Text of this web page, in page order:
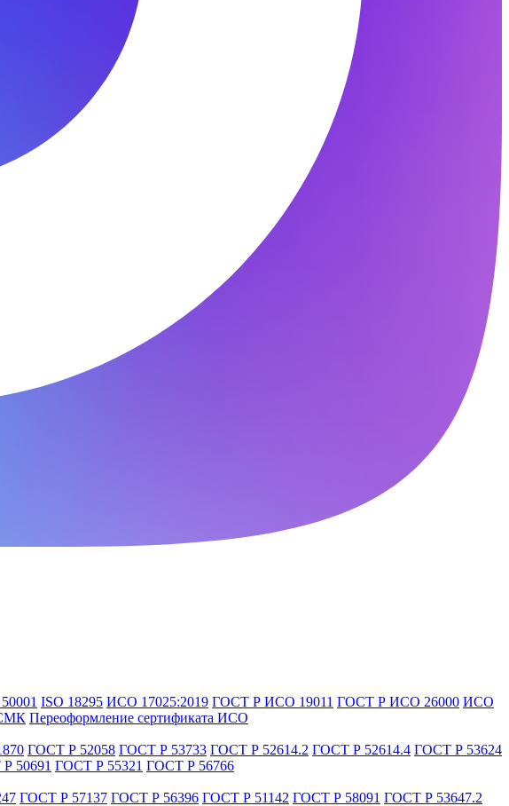
ISO 18295 ИСО 17025:2019 ГОСТ Р ИСО 19011 ГОСТ Р ИСО 26000 ИСО
Переоформление сертификата ИСО
ГОСТ Р 52058 ГОСТ Р 53733 ГОСТ Р 52614.2 ГОСТ Р 52614.4 ГОСТ Р 53624
50691 ГОСТ Р 55321 ГОСТ Р 56766
ГОСТ Р 57137 ГОСТ Р 56396 ГОСТ Р 51142 ГОСТ Р 58091 ГОСТ Р 53647.2